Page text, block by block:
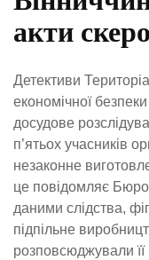
акти
Детективи
економічної
досудове
п’ятьох учасників
незаконне
це повідомляє Бюро
даними слідства,
підпільне
розповсюджували її